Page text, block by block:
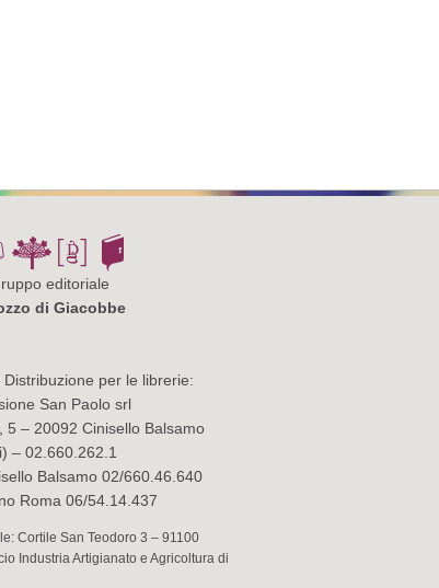
editoriale
di Giacobbe
per le librerie:
San Paolo srl
5 – 20092 Cinisello Balsamo
– 02.660.262.1
Balsamo 02/660.46.640
Roma 06/54.14.437
Cortile San Teodoro 3 – 91100
Industria Artigianato e Agricoltura di